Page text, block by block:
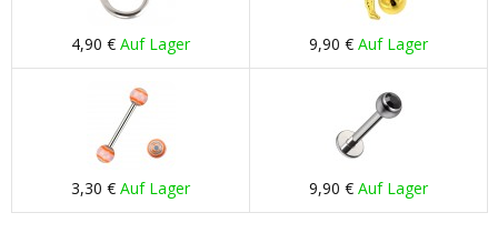
4,90 € Auf Lager 9,90 € Auf Lager
3,30 € Auf Lager 9,90 € Auf Lager